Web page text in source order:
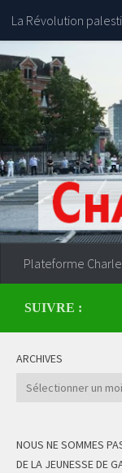
Skip to content
La Révolution
Plateforme
SUIVRE :
ARCHIVES
Archives
NOUS NE SOMMES
DE LA JEUNESSE DE